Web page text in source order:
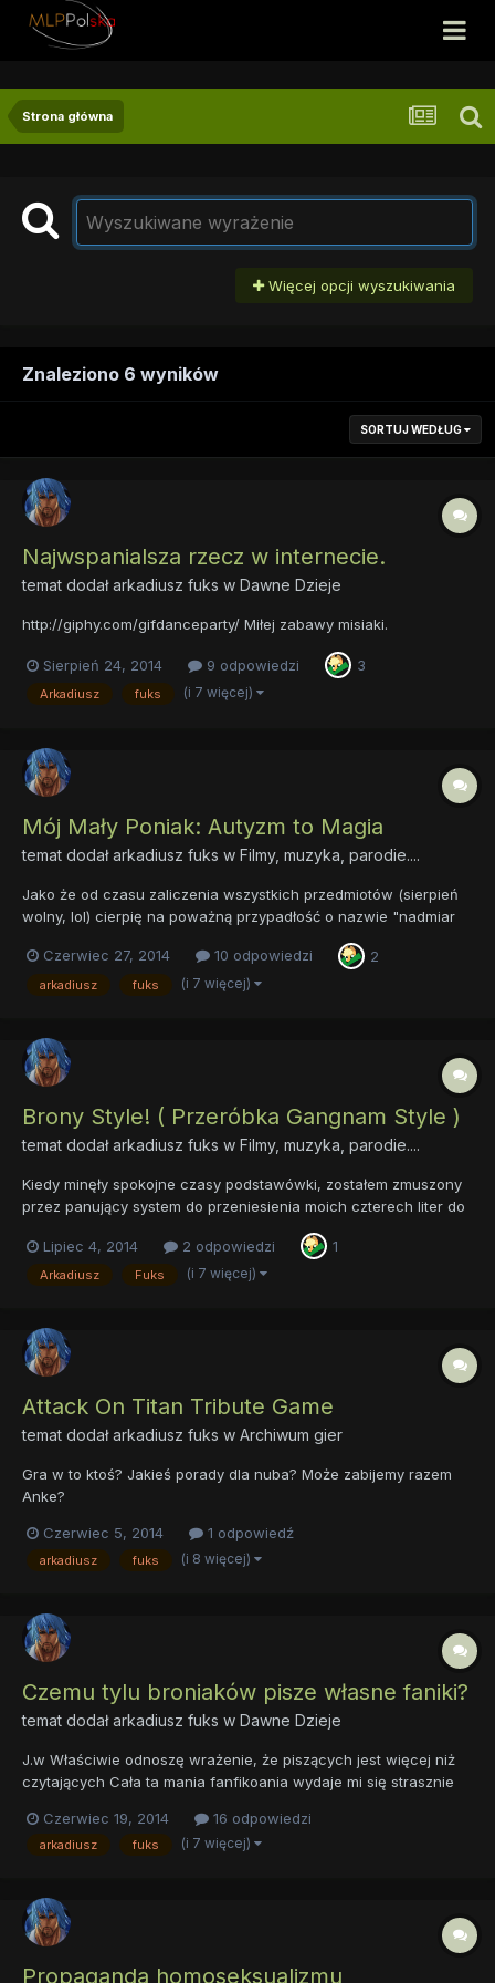
Strona główna
Więcej opcji wyszukiwania
Znaleziono 6 wyników
SORTUJ WEDŁUG
Najwspanialsza rzecz w internecie.
temat dodałarkadiusz fuks w Dawne Dzieje
http://giphy.com/gifdanceparty/ Miłej zabawy misiaki.
Sierpień 24, 2014 9 odpowiedzi 3
Arkadiusz fuks (i 7 więcej)
Mój Mały Poniak: Autyzm to Magia
temat dodałarkadiusz fuks w Filmy, muzyka, parodie....
Jako że od czasu zaliczenia wszystkich przedmiotów (sierpień
wolny, lol) cierpię na poważną przypadłość o nazwie "nadmiar
postanowiłem poszukać sobie jakichś przeróbek. W stercie
beznadziejnych śmieci natrafiłem na coś takiego A w...
Czerwiec 27, 2014 10 odpowiedzi 2
arkadiusz fuks (i 7 więcej)
Brony Style! ( Przeróbka Gangnam Style )
temat dodałarkadiusz fuks w Filmy, muzyka, parodie....
Kiedy minęły spokojne czasy podstawówki, zostałem zmuszony
przez panujący system do przeniesienia moich czterech liter do
okoliczności sprawił, że absolutnie WSZYSCY moi koledzy z
dawnej klasy wybrali inne gimnazja niż ja. W pierwszym d...
Lipiec 4, 2014 2 odpowiedzi 1
Arkadiusz Fuks (i 7 więcej)
Attack On Titan Tribute Game
temat dodałarkadiusz fuks w Archiwum gier
Gra w to ktoś? Jakieś porady dla nuba? Może zabijemy razem
Anke?
Czerwiec 5, 2014 1 odpowiedź
arkadiusz fuks (i 8 więcej)
Czemu tylu broniaków pisze własne faniki?
temat dodałarkadiusz fuks w Dawne Dzieje
J.w Właściwie odnoszę wrażenie, że piszących jest więcej niż
czytających Cała ta mania fanfikoania wydaje mi się strasznie
ff? Jest na nie jakiś popyt czy coś? A może ludziki chcą odkryć
swój talent przy pomocy pióra? Oświećcie mn...
Czerwiec 19, 2014 16 odpowiedzi
arkadiusz fuks (i 7 więcej)
Propaganda homoseksualizmu